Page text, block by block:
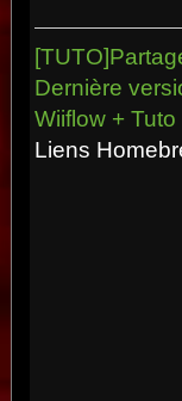
Dernière
Wiiflow +
Liens